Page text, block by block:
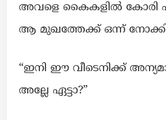
അവളെ കൈകളിൽ കോരി
ആ മുഖത്തേക്ക് ഒന്ന്
“ഇനി ഈ വീടെനിക്ക്
അല്ലേ ഏട്ടാ?”